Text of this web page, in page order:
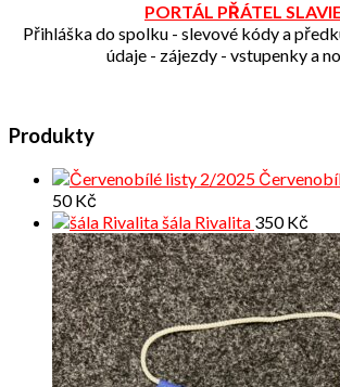
PORTÁL PŘÁTEL
Přihláška do spolku - slevové kódy a
údaje - zájezdy - vstupenky a
Produkty
50Kč
šála Rivalita 350Kč